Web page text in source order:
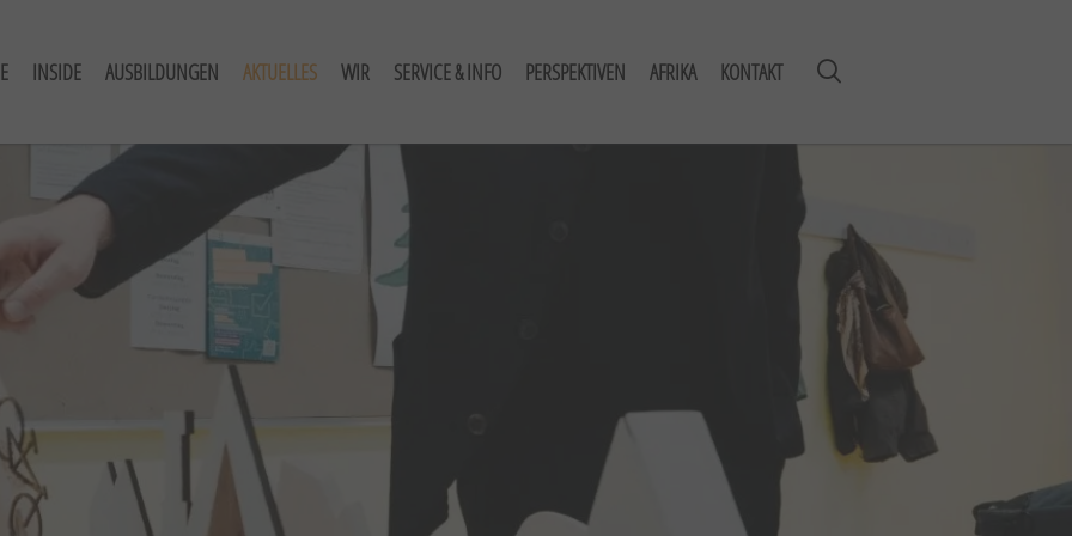
INSIDE AUSBILDUNGEN AKTUELLES WIR SERVICE & INFO PERSPEKTIVEN AFRIKA KONTAKT